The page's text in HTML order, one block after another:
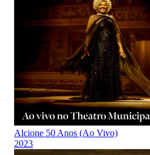
Alcione 50 Anos (Ao Vivo)
2023